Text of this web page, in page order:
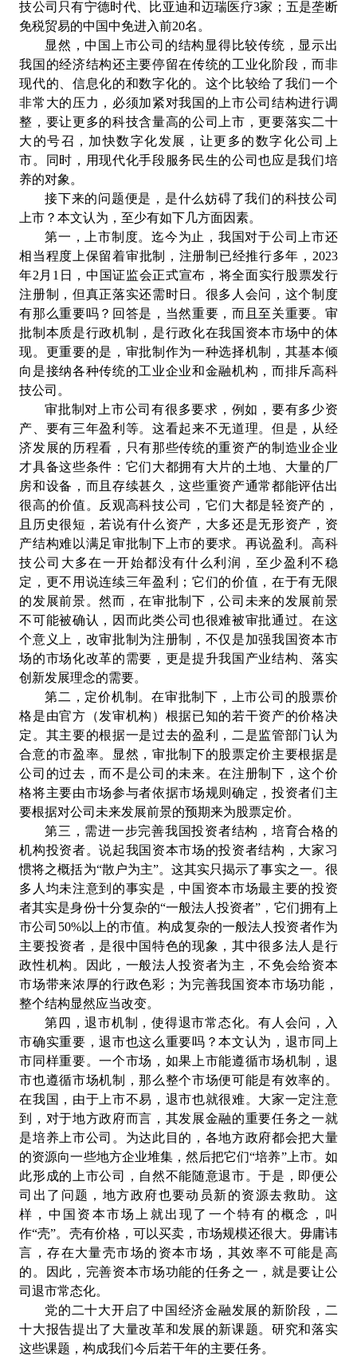
技公司只有宁德时代、比亚迪和迈瑞医疗3家；五是垄断
免税贸易的中国中免进入前20名。
显然，中国上市公司的结构显得比较传统，显示出
我国的经济结构还主要停留在传统的工业化阶段，而非
现代的、信息化的和数字化的。这个比较给了我们一个
非常大的压力，必须加紧对我国的上市公司结构进行调
整，要让更多的科技含量高的公司上市，更要落实二十
大的号召，加快数字化发展，让更多的数字化公司上
市。同时，用现代化手段服务民生的公司也应是我们培
养的对象。
接下来的问题便是，是什么妨碍了我们的科技公司
上市？本文认为，至少有如下几方面因素。
第一，上市制度。迄今为止，我国对于公司上市还
相当程度上保留着审批制，注册制已经推行多年，2023
年2月1日，中国证监会正式宣布，将全面实行股票发行
注册制，但真正落实还需时日。很多人会问，这个制度
有那么重要吗？回答是，当然重要，而且至关重要。审
批制本质是行政机制，是行政化在我国资本市场中的体
现。更重要的是，审批制作为一种选择机制，其基本倾
向是接纳各种传统的工业企业和金融机构，而排斥高科
技公司。
审批制对上市公司有很多要求，例如，要有多少资
产、要有三年盈利等。这看起来不无道理。但是，从经
济发展的历程看，只有那些传统的重资产的制造业企业
才具备这些条件：它们大都拥有大片的土地、大量的厂
房和设备，而且存续甚久，这些重资产通常都能评估出
很高的价值。反观高科技公司，它们大都是轻资产的，
且历史很短，若说有什么资产，大多还是无形资产，资
产结构难以满足审批制下上市的要求。再说盈利。高科
技公司大多在一开始都没有什么利润，至少盈利不稳
定，更不用说连续三年盈利；它们的价值，在于有无限
的发展前景。然而，在审批制下，公司未来的发展前景
不可能被确认，因而此类公司也很难被审批通过。在这
个意义上，改审批制为注册制，不仅是加强我国资本市
场的市场化改革的需要，更是提升我国产业结构、落实
创新发展理念的需要。
第二，定价机制。在审批制下，上市公司的股票价
格是由官方（发审机构）根据已知的若干资产的价格决
定。其主要的根据一是过去的盈利，二是监管部门认为
合意的市盈率。显然，审批制下的股票定价主要根据是
公司的过去，而不是公司的未来。在注册制下，这个价
格将主要由市场参与者依据市场规则确定，投资者们主
要根据对公司未来发展前景的预期来为股票定价。
第三，需进一步完善我国投资者结构，培育合格的
机构投资者。说起我国资本市场的投资者结构，大家习
惯将之概括为“散户为主”。这其实只揭示了事实之一。很
多人均未注意到的事实是，中国资本市场最主要的投资
者其实是身份十分复杂的“一般法人投资者”，它们拥有上
市公司50%以上的市值。构成复杂的一般法人投资者作为
主要投资者，是很中国特色的现象，其中很多法人是行
政性机构。因此，一般法人投资者为主，不免会给资本
市场带来浓厚的行政色彩；为完善我国资本市场功能，
整个结构显然应当改变。
第四，退市机制，使得退市常态化。有人会问，入
市确实重要，退市也这么重要吗？本文认为，退市同上
市同样重要。一个市场，如果上市能遵循市场机制，退
市也遵循市场机制，那么整个市场便可能是有效率的。
在我国，由于上市不易，退市也就很难。大家一定注意
到，对于地方政府而言，其发展金融的重要任务之一就
是培养上市公司。为达此目的，各地方政府都会把大量
的资源向一些地方企业堆集，然后把它们“培养”上市。如
此形成的上市公司，自然不能随意退市。于是，即便公
司出了问题，地方政府也要动员新的资源去救助。这
样，中国资本市场上就出现了一个特有的概念，叫
作“壳”。壳有价格，可以买卖，市场规模还很大。毋庸讳
言，存在大量壳市场的资本市场，其效率不可能是高
的。因此，完善资本市场功能的任务之一，就是要让公
司退市常态化。
党的二十大开启了中国经济金融发展的新阶段，二
十大报告提出了大量改革和发展的新课题。研究和落实
这些课题，构成我们今后若干年的主要任务。